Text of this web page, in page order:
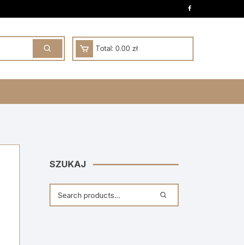
Total: 0.00 zł
SZUKAJ